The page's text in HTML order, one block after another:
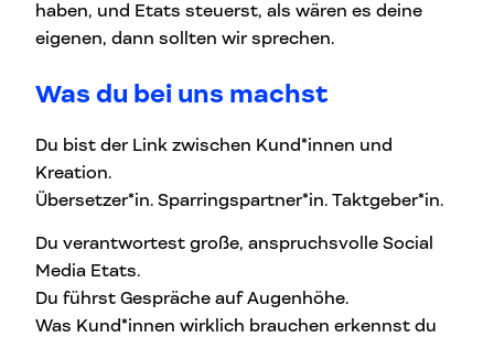
haben, und Etats steuerst, als wären es deine
eigenen, dann sollten wir sprechen.
Was du bei uns machst
Du bist der Link zwischen Kund*innen und
Kreation.
Übersetzer*in. Sparringspartner*in. Taktgeber*in.
Du verantwortest große, anspruchsvolle Social
Media Etats.
Du führst Gespräche auf Augenhöhe.
Was Kund*innen wirklich brauchen erkennst du